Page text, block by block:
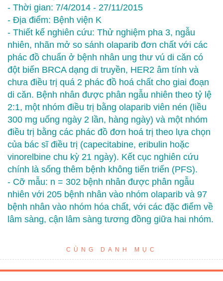
- Thời gian: 7/4/2014 - 27/11/2015
- Địa điểm: Bệnh viện K
- Thiết kế nghiên cứu: Thử nghiệm pha 3, ngẫu
nhiên, nhãn mở so sánh olaparib đơn chất với các
phác đồ chuẩn ở bệnh nhân ung thư vú di căn có
đột biến BRCA dạng di truyền, HER2 âm tính và
chưa điều trị quá 2 phác đồ hoá chất cho giai đoạn
di căn. Bệnh nhân được phân ngẫu nhiên theo tỷ lệ
2:1, một nhóm điều trị bằng olaparib viên nén (liều
300 mg uống ngày 2 lần, hàng ngày) và một nhóm
điều trị bằng các phác đồ đơn hoá trị theo lựa chọn
của bác sĩ điều trị (capecitabine, eribulin hoặc
vinorelbine chu kỳ 21 ngày). Kết cục nghiên cứu
chính là sống thêm bệnh không tiến triển (PFS).
- Cỡ mẫu: n = 302 bệnh nhân được phân ngẫu
nhiên với 205 bệnh nhân vào nhóm olaparib và 97
bệnh nhân vào nhóm hóa chất, với các đặc điểm về
lâm sàng, cận lâm sàng tương đồng giữa hai nhóm.
CÙNG DANH MỤC